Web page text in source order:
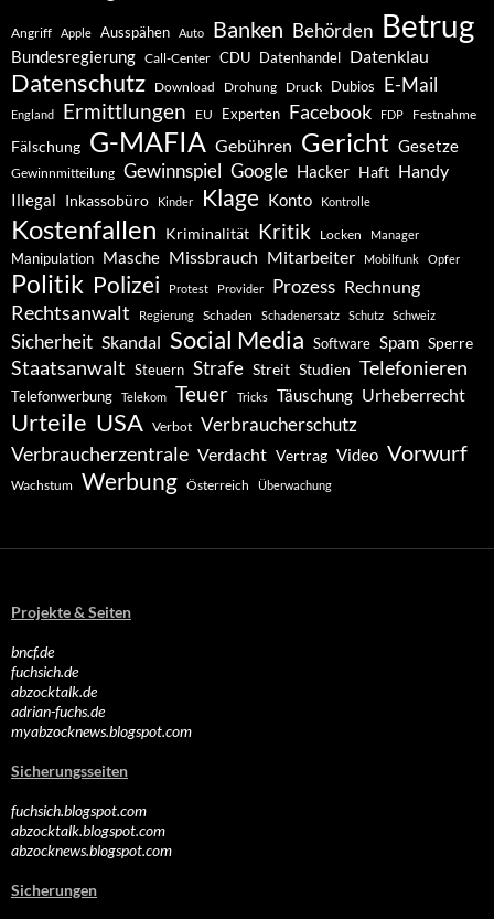
Angriff Apple Ausspähen Auto Banken Behörden Betrug
Bundesregierung Call-Center CDU Datenhandel Datenklau
Datenschutz Download Drohung Druck Dubios E-Mail
England Ermittlungen EU Experten Facebook FDP Festnahme
Fälschung G-MAFIA Gebühren Gericht Gesetze
Gewinnmitteilung Gewinnspiel Google Hacker Haft Handy
Illegal Inkassobüro Kinder Klage Konto Kontrolle
Kostenfallen Kriminalität Kritik Locken Manager
Manipulation Masche Missbrauch Mitarbeiter Mobilfunk Opfer
Politik Polizei Protest Provider Prozess Rechnung
Rechtsanwalt Regierung Schaden Schadenersatz Schutz Schweiz
Sicherheit Skandal Social Media Software Spam Sperre
Staatsanwalt Steuern Strafe Streit Studien Telefonieren
Telefonwerbung Telekom Teuer Tricks Täuschung Urheberrecht
Urteile USA Verbot Verbraucherschutz
Verbraucherzentrale Verdacht Vertrag Video Vorwurf
Wachstum Werbung Österreich Überwachung
Projekte & Seiten
bncf.de
fuchsich.de
abzocktalk.de
adrian-fuchs.de
myabzocknews.blogspot.com
Sicherungsseiten
fuchsich.blogspot.com
abzocktalk.blogspot.com
abzocknews.blogspot.com
Sicherungen